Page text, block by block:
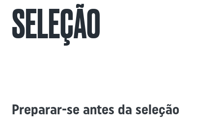
SELEÇÃO
Preparar-se antes da seleção